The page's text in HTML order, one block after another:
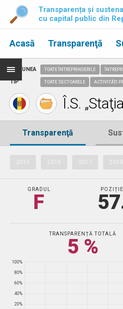
Transparența și
cu capital public din
Acasă Transparenţă
REGIUNEA
TIP
TOATE ÎNTREPRINDERILE
TOATE SECTOARELE ACTIVITĂȚI
Î.S.
Transparenţă
GRADUL
F
POZIȚIE
TRANSPARENȚĂ TOTALĂ
5 %
20%
40%
60%
80%
100%